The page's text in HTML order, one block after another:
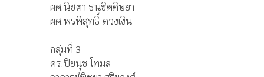
ผศ.นิชตา ธนชิตดิษยา
ผศ.พรพิสุทธิ์ ดวงเงิน
กลุ่มที่ 3
ดร.ปิยนุช โทมล